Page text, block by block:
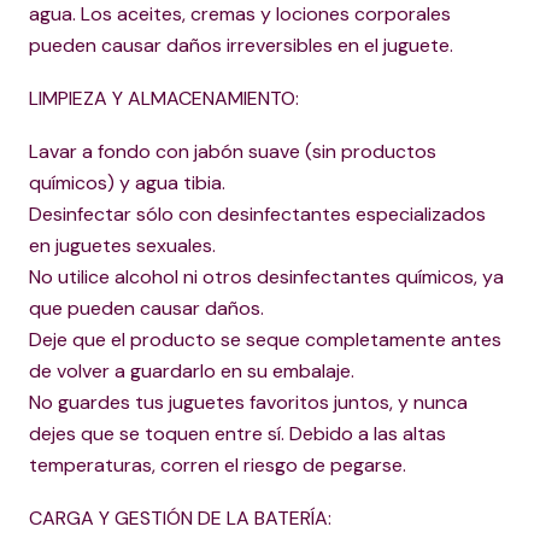
agua. Los aceites, cremas y lociones corporales
pueden causar daños irreversibles en el juguete.
LIMPIEZA Y ALMACENAMIENTO:
Lavar a fondo con jabón suave (sin productos
químicos) y agua tibia.
Desinfectar sólo con desinfectantes especializados
en juguetes sexuales.
No utilice alcohol ni otros desinfectantes químicos, ya
que pueden causar daños.
Deje que el producto se seque completamente antes
de volver a guardarlo en su embalaje.
No guardes tus juguetes favoritos juntos, y nunca
dejes que se toquen entre sí. Debido a las altas
temperaturas, corren el riesgo de pegarse.
CARGA Y GESTIÓN DE LA BATERÍA: